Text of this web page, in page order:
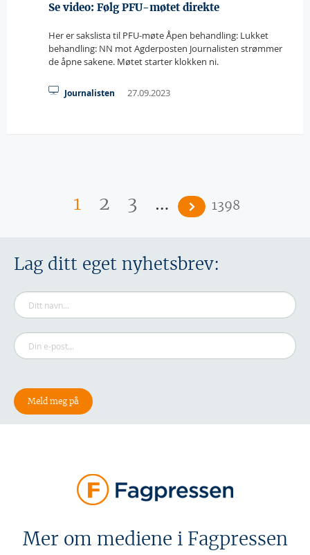
Se video: Følg PFU-møtet direkte
Her er sakslista til PFU-møte Åpen behandling: Lukket
behandling: NN mot Agderposten Journalisten strømmer
de åpne sakene. Møtet starter klokken ni.
Journalisten 27.09.2023
1 2 3 … 1398
Lag ditt eget nyhetsbrev:
Mer om mediene i Fagpressen